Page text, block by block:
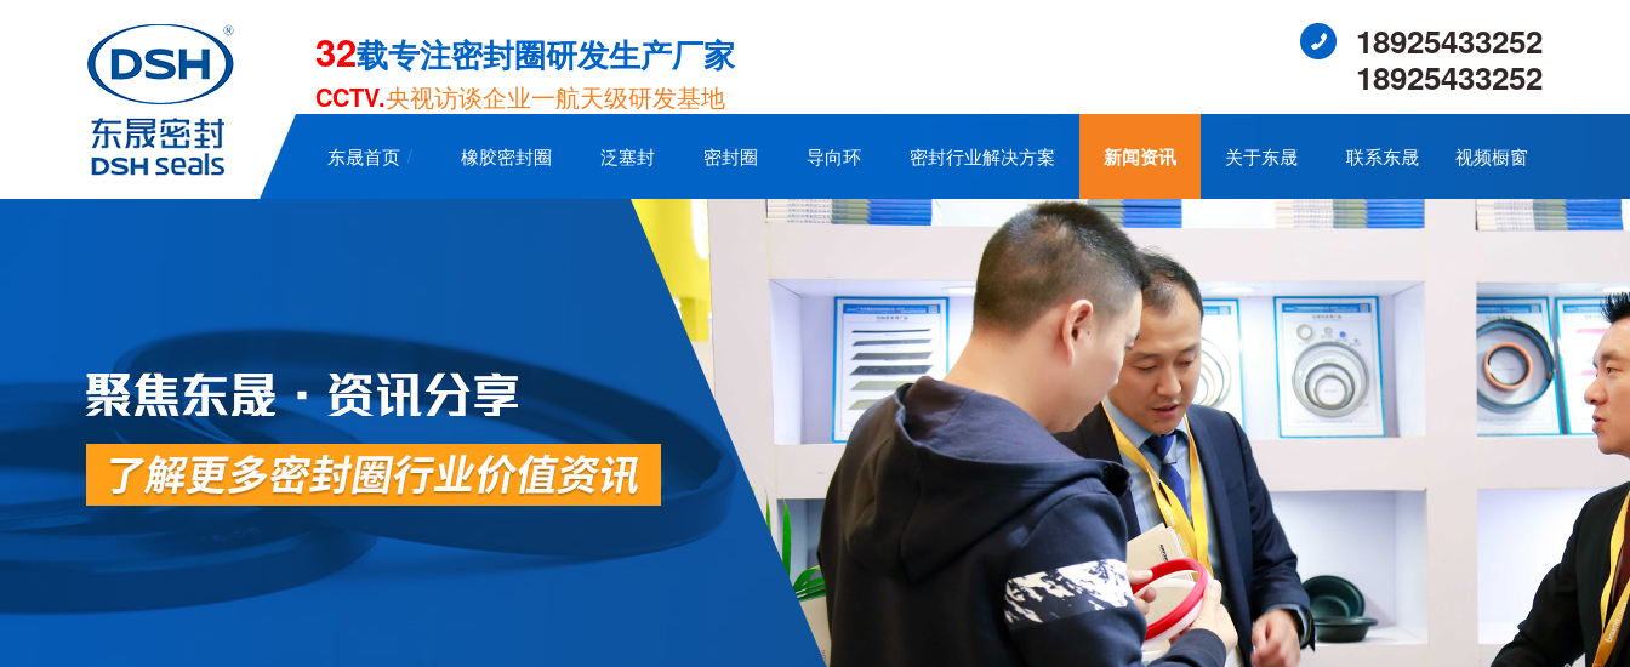
32载专注密封圈研发生产厂家
CCTV.央视访谈企业一航天级研发基地
18925433252
18925433252
东晟首页 橡胶密封圈 泛塞封 密封圈 导向环 密封行业解决方案 新闻资讯 关于东晟 联系东晟 视频橱窗